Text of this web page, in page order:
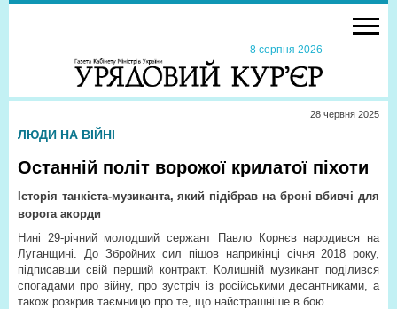
8 серпня 2026
28 червня 2025
ЛЮДИ НА ВІЙНІ
Останній політ ворожої крилатої піхоти
Історія танкіста-музиканта, який підібрав на броні вбивчі для
ворога акорди
Нині 29-річний молодший сержант Павло Корнєв народився на
Луганщині. До Збройних сил пішов наприкінці січня 2018 року,
підписавши свій перший контракт. Колишній музикант поділився
спогадами про війну, про зустріч із російськими десантниками, а
також розкрив таємницю про те, що найстрашніше в бою.